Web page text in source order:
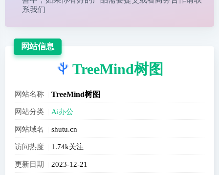
系我们
网站信息
TreeMind树图
网站名称 TreeMind树图
网站分类 Ai办公
网站域名 shutu.cn
访问热度 1.74k关注
更新日期 2023-12-21